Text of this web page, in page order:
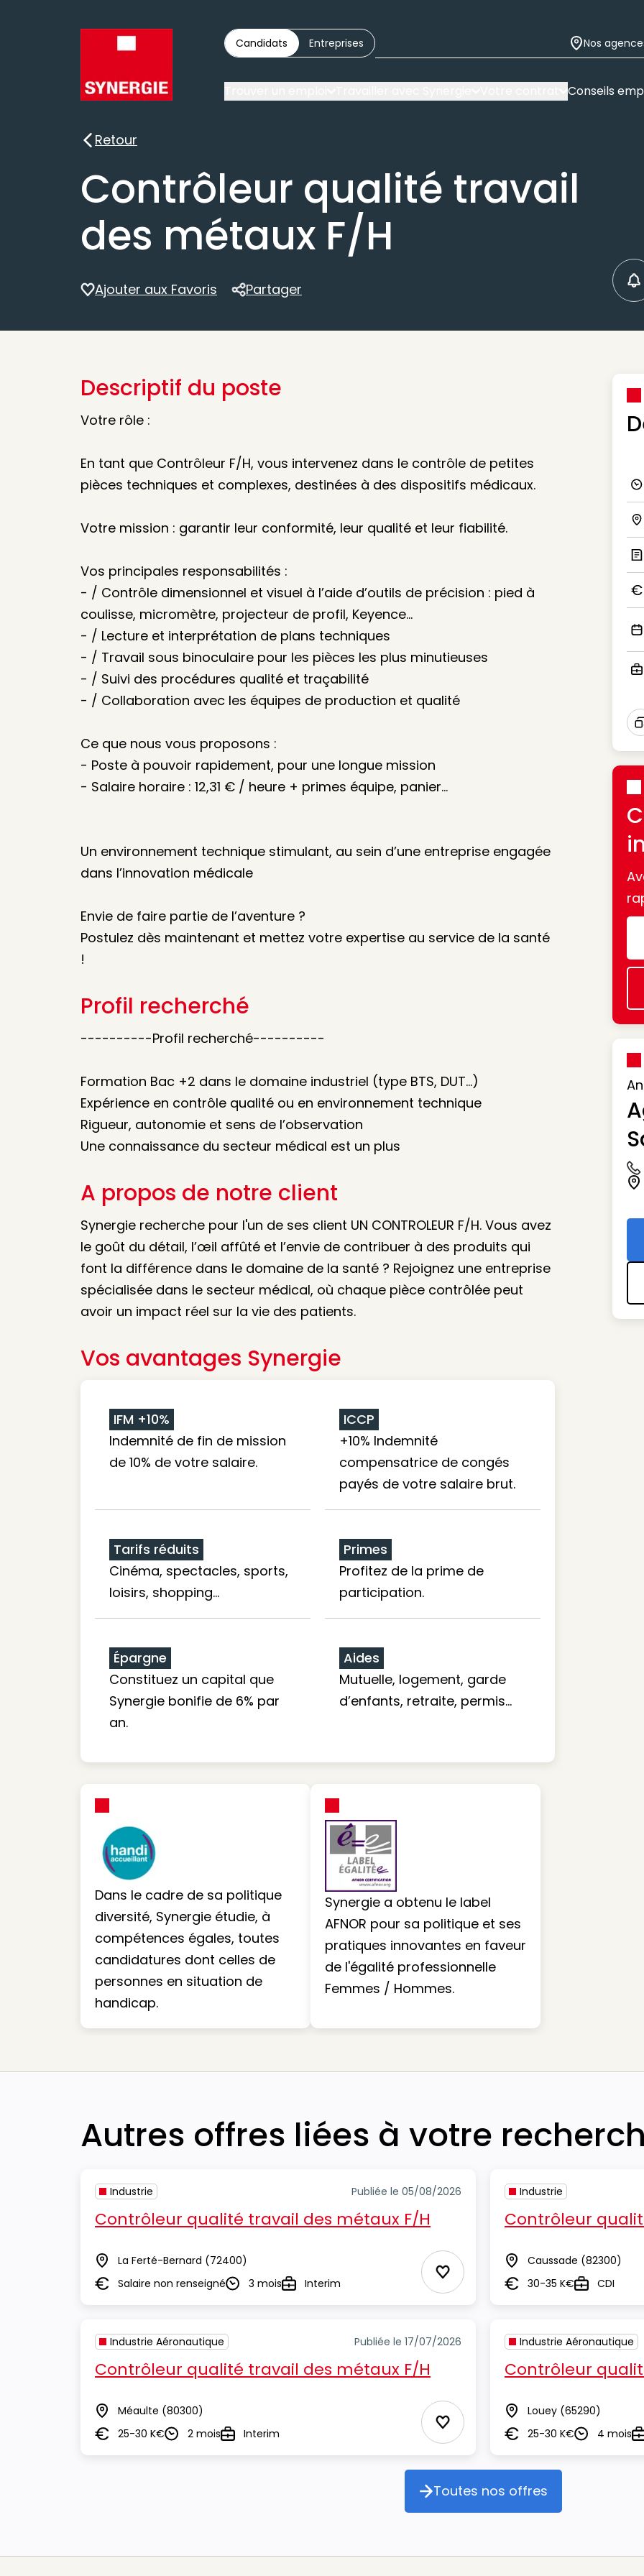
Candidats Entreprises Nos
Conseils
Retour
Retour
Contrôleur qualité travail
des métaux F/H
Ajouter aux Favoris
Partager
Partager
Descriptif du poste
Votre rôle :
En tant que Contrôleur F/H, vous intervenez dans le contrôle de petites
pièces techniques et complexes, destinées à des dispositifs médicaux.
Votre mission : garantir leur conformité, leur qualité et leur fiabilité.
Vos principales responsabilités :
- / Contrôle dimensionnel et visuel à l’aide d’outils de précision : pied à
coulisse, micromètre, projecteur de profil, Keyence…
- / Lecture et interprétation de plans techniques
- / Travail sous binoculaire pour les pièces les plus minutieuses
- / Suivi des procédures qualité et traçabilité
- / Collaboration avec les équipes de production et qualité
Ce que nous vous proposons :
- Poste à pouvoir rapidement, pour une longue mission
- Salaire horaire : 12,31 € / heure + primes équipe, panier...
Un environnement technique stimulant, au sein d’une entreprise engagée
dans l’innovation médicale
Envie de faire partie de l’aventure ?
Postulez dès maintenant et mettez votre expertise au service de la santé
!
Profil recherché
----------Profil recherché----------
Formation Bac +2 dans le domaine industriel (type BTS, DUT…)
Expérience en contrôle qualité ou en environnement technique
Rigueur, autonomie et sens de l’observation
Une connaissance du secteur médical est un plus
A propos de notre client
Synergie recherche pour l'un de ses client UN CONTROLEUR F/H. Vous avez
le goût du détail, l’œil affûté et l’envie de contribuer à des produits qui
font la différence dans le domaine de la santé ? Rejoignez une entreprise
spécialisée dans le secteur médical, où chaque pièce contrôlée peut
avoir un impact réel sur la vie des patients.
Vos avantages Synergie
IFM +10%
Indemnité de fin de mission
de 10% de votre salaire.
ICCP
+10% Indemnité
compensatrice de congés
payés de votre salaire brut.
Tarifs réduits
Cinéma, spectacles, sports,
loisirs, shopping...
Primes
Profitez de la prime de
participation.
Épargne
Constituez un capital que
Synergie bonifie de 6% par
an.
Aides
Mutuelle, logement, garde
d’enfants, retraite, permis…
Dans le cadre de sa politique
diversité, Synergie étudie, à
compétences égales, toutes
candidatures dont celles de
personnes en situation de
handicap.
Synergie a obtenu le label
AFNOR pour sa politique et ses
pratiques innovantes en faveur
de l'égalité professionnelle
Femmes / Hommes.
Autres offres liées à votre
Industrie Publiée le 05/08/2026
Contrôleur qualité travail des métaux F/H
Lieu La Ferté-Bernard (72400)
SalaireSalaire non renseignéDurée3 moisTypeInterim Ajouter aux Favoris
Industrie
Contrôleur
Lieu Caussade (82300)
Salaire30-35 K€TypeCDI
Industrie Aéronautique Publiée le 17/07/2026
Contrôleur qualité travail des métaux F/H
Lieu Méaulte (80300)
Salaire25-30 K€Durée2 moisTypeInterim Ajouter aux Favoris
Industrie Aéronautique
Contrôleur
Lieu Louey (65290)
Salaire25-30 K€Durée4 mois
Toutes nos offres
Toutes nos offres